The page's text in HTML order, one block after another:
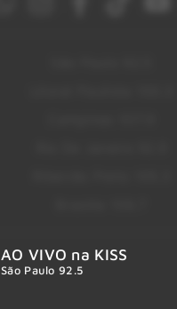
AO VIVO na KISS
São Paulo 92.5